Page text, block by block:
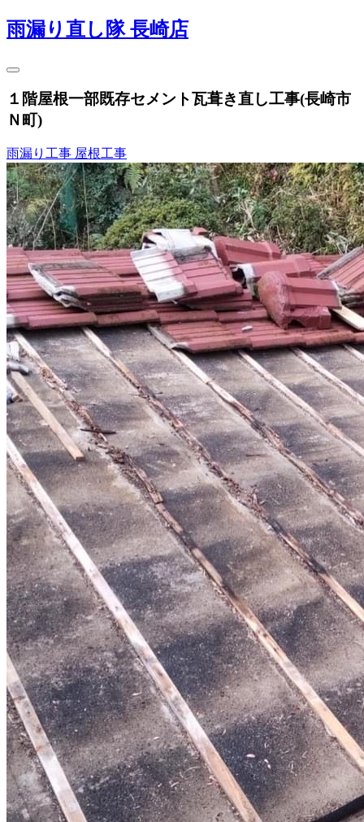
雨漏り直し隊 長崎店
１階屋根一部既存セメント瓦葺き直し工事(長崎市
Ｎ町)
雨漏り工事 屋根工事